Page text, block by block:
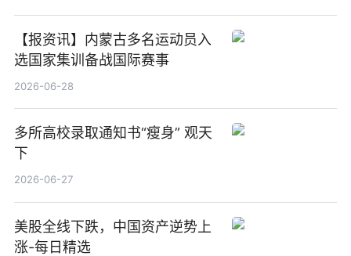
【报资讯】内蒙古多名运动员入
选国家集训备战国际赛事
2026-06-28
多所高校录取通知书“瘦身” 观天
下
2026-06-27
美股全线下跌，中国资产逆势上
涨-每日精选